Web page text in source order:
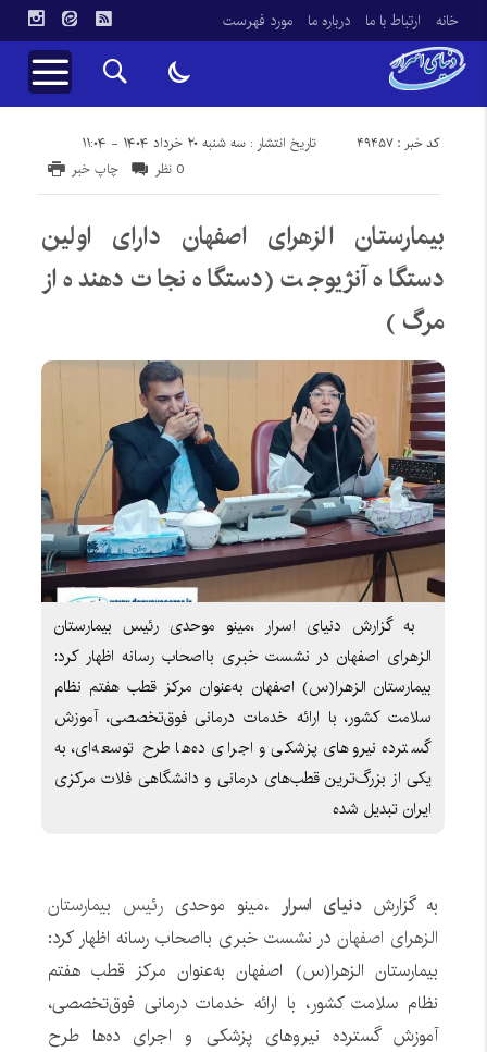
خانه ارتباط با ما درباره ما مورد فهرست
تاریخ انتشار : سه شنبه ۲۰ خرداد ۱۴۰۴ - ۱۱:۰۴ کد خبر : 49457
چاپ خبر 0 نظر
بیمارستان الزهرای اصفهان دارای اولین
دستگاه آنژیوجت (دستگاه نجات دهنده از
مرگ )
به گزارش دنیای اسرار ،مینو موحدی رئیس بیمارستان
الزهرای اصفهان در نشست خبری بااصحاب رسانه اظهار کرد:
بیمارستان الزهرا(س) اصفهان به‌عنوان مرکز قطب هفتم نظام
سلامت کشور، با ارائه خدمات درمانی فوق‌تخصصی، آموزش
گسترده نیروهای پزشکی و اجرای ده‌ها طرح توسعه‌ای، به
یکی از بزرگ‌ترین قطب‌های درمانی و دانشگاهی فلات مرکزی
ایران تبدیل شده
به گزارش دنیای اسرار ،مینو موحدی رئیس بیمارستان
الزهرای اصفهاندر نشست خبری بااصحاب رسانه اظهار کرد:
بیمارستان الزهرا(س) اصفهان به‌عنوان مرکز قطب هفتم
نظام سلامت کشور، با ارائه خدمات درمانی فوق‌تخصصی،
آموزش گسترده نیروهای پزشکی و اجرای ده‌ها طرح